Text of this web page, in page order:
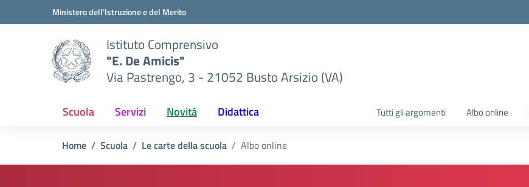
Vai ai contenuti
Vai al menu di navigazioneMinistero dell'Istruzione e del Merito
Istituto Comprensivo
"E. De Amicis"
Via Pastrengo, 3 - 21052 Busto Arsizio (VA)
Scuola Servizi Novità Didattica Tutti gli argomenti Albo online
Home Scuola Le carte della scuola Albo online